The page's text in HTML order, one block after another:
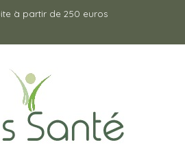
à partir de 250 euros